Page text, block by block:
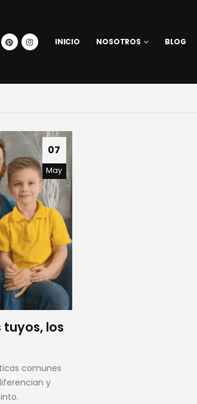
INICIO NOSOTROS BLOG
07
May
tuyos, los
comunes
y